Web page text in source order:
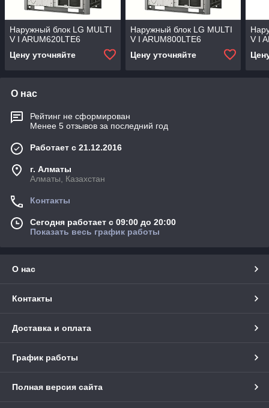
Наружный блок LG MULTI
V I ARUM620LTE6
Цену уточняйте
Наружный блок LG MULTI
V I ARUM800LTE6
Цену уточняйте
V I
О нас
Рейтинг не сформирован
Менее 5 отзывов за последний год
Работает с 21.12.2016
г. Алматы
Алматы, Казахстан
Контакты
Сегодня работает с 09:00 до 20:00
Показать весь график работы
О нас
Контакты
Доставка и оплата
График работы
Полная версия сайта